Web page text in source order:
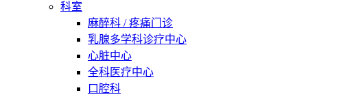
科室
麻醉科 / 疼痛门诊
乳腺多学科诊疗中心
心脏中心
全科医疗中心
口腔科